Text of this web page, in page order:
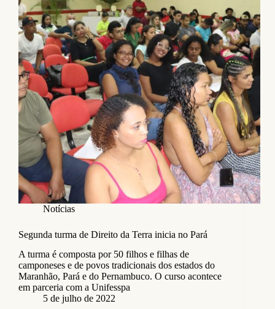
Notícias
Segunda turma de Direito da Terra inicia no Pará
A turma é composta por 50 filhos e filhas de
camponeses e de povos tradicionais dos estados do
Maranhão, Pará e do Pernambuco. O curso acontece
em parceria com a Unifesspa
5 de julho de 2022